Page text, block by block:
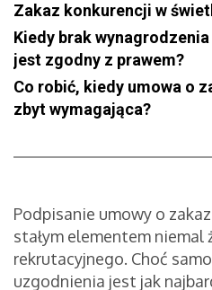
Zakaz konkurencji w
Kiedy brak
jest zgodny z prawem?
Co robić, kiedy umowa o
zbyt wymagająca?
Podpisanie umowy o
stałym elementem niemal
rekrutacyjnego. Choć
uzgodnienia jest jak